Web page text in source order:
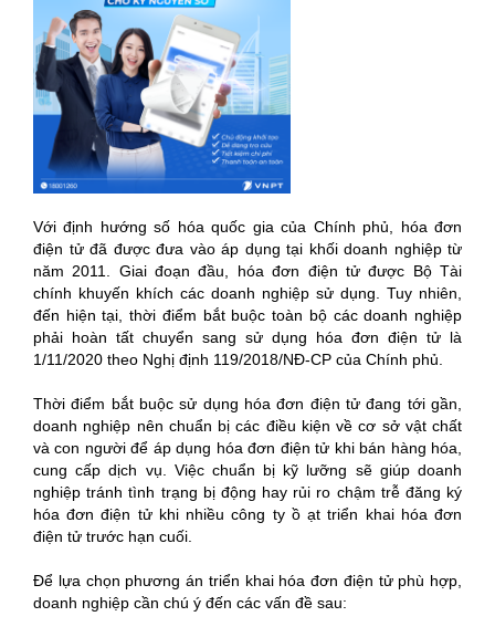
Với định hướng số hóa quốc gia của Chính phủ, hóa đơn
điện tử đã được đưa vào áp dụng tại khối doanh nghiệp từ
năm 2011. Giai đoạn đầu, hóa đơn điện tử được Bộ Tài
chính khuyến khích các doanh nghiệp sử dụng. Tuy nhiên,
đến hiện tại, thời điểm bắt buộc toàn bộ các doanh nghiệp
phải hoàn tất chuyển sang sử dụng hóa đơn điện tử là
1/11/2020 theo Nghị định 119/2018/NĐ-CP của Chính phủ.
Thời điểm bắt buộc sử dụng hóa đơn điện tử đang tới gần,
doanh nghiệp nên chuẩn bị các điều kiện về cơ sở vật chất
và con người để áp dụng hóa đơn điện tử khi bán hàng hóa,
cung cấp dịch vụ. Việc chuẩn bị kỹ lưỡng sẽ giúp doanh
nghiệp tránh tình trạng bị động hay rủi ro chậm trễ đăng ký
hóa đơn điện tử khi nhiều công ty ồ ạt triển khai hóa đơn
điện tử trước hạn cuối.
Để lựa chọn phương án triển khai hóa đơn điện tử phù hợp,
doanh nghiệp cần chú ý đến các vấn đề sau: